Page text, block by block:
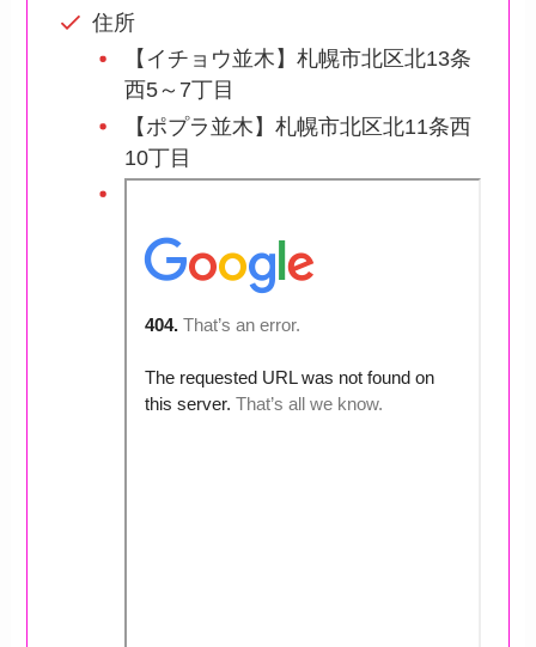
住所
【イチョウ並木】札幌市北区北13条
西5～7丁目
【ポプラ並木】札幌市北区北11条西
10丁目